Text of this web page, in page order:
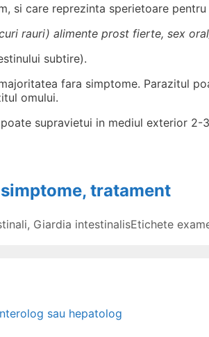
si care reprezinta sperietoare
rauri) alimente prost fierte, sex
subtire).
fara simptome. Parazitul
omului.
supravietui in mediul exterior 2-
tratament
, Giardia intestinalisEtichete
sau hepatolog